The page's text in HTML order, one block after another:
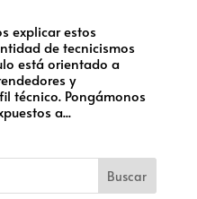
explicar estos
de tecnicismos
está orientado a
y
técnico. Pongámonos
a...